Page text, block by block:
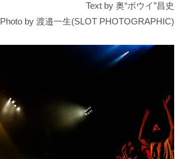
Text by 奥“ボウイ”昌史
Photo by 渡邉一生(SLOT PHOTOGRAPHIC)